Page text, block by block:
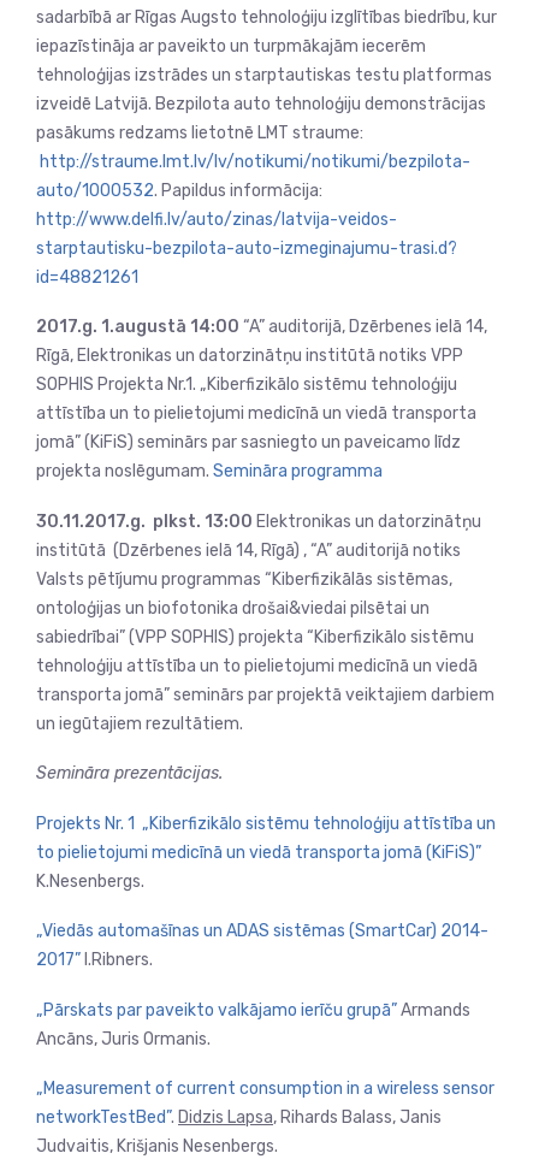
sadarbībā ar Rīgas Augsto tehnoloģiju izglītības biedrību, kur
iepazīstināja ar paveikto un turpmākajām iecerēm
tehnoloģijas izstrādes un starptautiskas testu platformas
izveidē Latvijā. Bezpilota auto tehnoloģiju demonstrācijas
pasākums redzams lietotnē LMT straume:
http://straume.lmt.lv/lv/notikumi/notikumi/bezpilota-
auto/1000532. Papildus informācija:
http://www.delfi.lv/auto/zinas/latvija-veidos-
starptautisku-bezpilota-auto-izmeginajumu-trasi.d?
id=48821261
2017.g. 1.augustā 14:00 “A” auditorijā, Dzērbenes ielā 14,
Rīgā, Elektronikas un datorzinātņu institūtā notiks VPP
SOPHIS Projekta Nr.1. „Kiberfizikālo sistēmu tehnoloģiju
attīstība un to pielietojumi medicīnā un viedā transporta
jomā” (KiFiS) seminārs par sasniegto un paveicamo līdz
projekta noslēgumam. Semināra programma
30.11.2017.g. plkst. 13:00 Elektronikas un datorzinātņu
institūtā (Dzērbenes ielā 14, Rīgā) , “A” auditorijā notiks
Valsts pētījumu programmas “Kiberfizikālās sistēmas,
ontoloģijas un biofotonika drošai&viedai pilsētai un
sabiedrībai” (VPP SOPHIS) projekta “Kiberfizikālo sistēmu
tehnoloģiju attīstība un to pielietojumi medicīnā un viedā
transporta jomā” seminārs par projektā veiktajiem darbiem
un iegūtajiem rezultātiem.
Semināra prezentācijas.
Projekts Nr. 1 „Kiberfizikālo sistēmu tehnoloģiju attīstība un
to pielietojumi medicīnā un viedā transporta jomā (KiFiS)”
K.Nesenbergs.
„Viedās automašīnas un ADAS sistēmas (SmartCar) 2014-
2017” I.Ribners.
„Pārskats par paveikto valkājamo ierīču grupā”Armands
Ancāns,Juris Ormanis.
„Measurement of current consumption in a wireless sensor
networkTestBed”. Didzis Lapsa, Rihards Balass, Janis
Judvaitis, Krišjanis Nesenbergs.